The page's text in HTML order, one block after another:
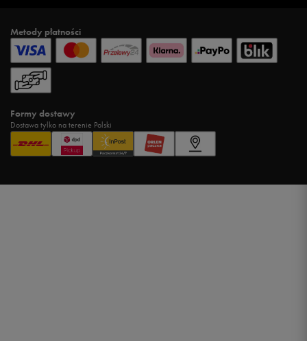
Metody płatności
Formy dostawy
Dostawa tylko na terenie Polski